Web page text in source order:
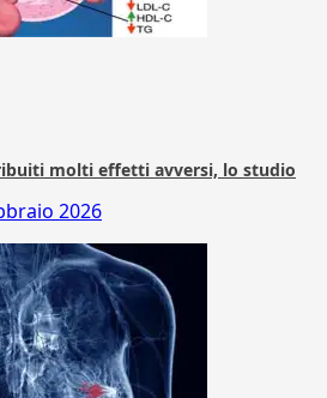
molti effetti avversi, lo studio
2026